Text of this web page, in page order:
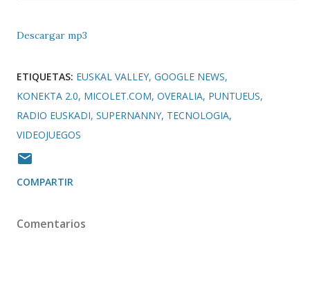
Descargar mp3
ETIQUETAS: EUSKAL VALLEY GOOGLE NEWS
KONEKTA 2.0 MICOLET.COM OVERALIA PUNTUEUS
RADIO EUSKADI SUPERNANNY TECNOLOGIA
VIDEOJUEGOS
COMPARTIR
Comentarios